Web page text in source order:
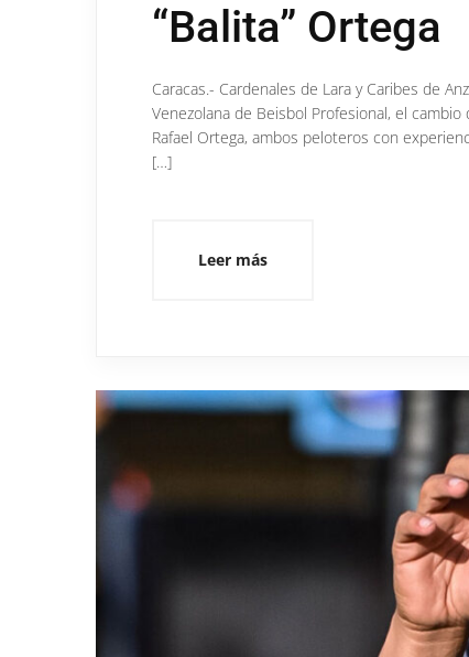
“Balita” Ortega
Caracas.- Cardenales de Lara y Caribes de
Venezolana de Beisbol Profesional, el
Rafael Ortega, ambos peloteros con
[…]
Leer más